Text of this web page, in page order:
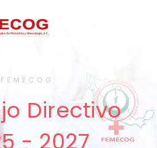
F E M E C O G
Directivo
- 2027